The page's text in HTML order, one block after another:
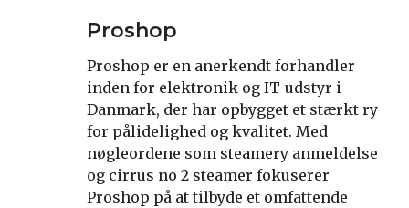
Proshop
Proshop er en anerkendt forhandler
inden for elektronik og IT-udstyr i
Danmark, der har opbygget et stærkt ry
for pålidelighed og kvalitet. Med
nøgleordene som steamery anmeldelse
og cirrus no 2 steamer fokuserer
Proshop på at tilbyde et omfattende